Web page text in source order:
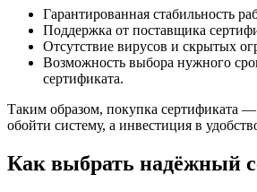
Гарантированная стабильность
Поддержка от поставщика
Отсутствие вирусов и скрытых
Возможность выбора нужного
сертификата.
Таким образом, покупка сертификата —
обойти систему, а инвестиция в
Как выбрать надёжный